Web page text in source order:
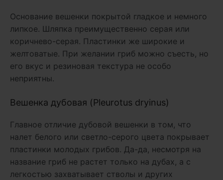
Основание вешенки покрытой гладкое и немного
липкое. Шляпка преимущественно серая или
коричнево-серая. Пластинки же широкие и
желтоватые. При желании гриб можно съесть, но
его вкус и резиновая текстура не особо
неприятны.
Вешенка дубовая (Pleurotus dryinus)
Главное отличие дубовой вешенки в том, что
налет белого или светло-серого цвета покрывает
пластинки молодых грибов. Да-да, несмотря на
название гриб не растет только на дубах, а с
легкостью захватывает стволы и других